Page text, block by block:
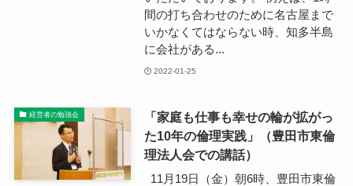
間の打ち合わせのために名古屋まで
いかなくてはならない時、知多半島
に会社がある...
2022-01-25
経営者の勉強会
「家庭も仕事も幸せの輪が拡がっ
た10年の倫理実践」（豊田市東倫
理法人会での講話）
11月19日（金）朝6時、豊田市東倫